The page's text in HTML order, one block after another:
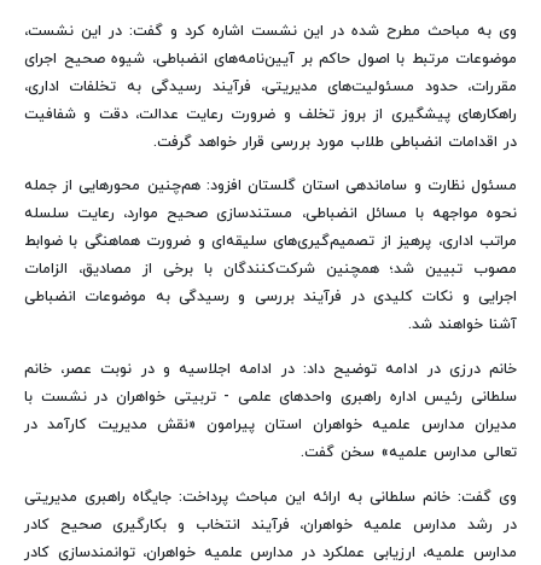
وی به مباحث مطرح شده در این نشست اشاره کرد و گفت: در این نشست،
موضوعات مرتبط با اصول حاکم بر آیین‌نامه‌های انضباطی، شیوه صحیح اجرای
مقررات، حدود مسئولیت‌های مدیریتی، فرآیند رسیدگی به تخلفات اداری،
راهکارهای پیشگیری از بروز تخلف و ضرورت رعایت عدالت، دقت و شفافیت
در اقدامات انضباطی طلاب مورد بررسی قرار خواهد گرفت.
مسئول نظارت و ساماندهی استان گلستان افزود: هم‌چنین محورهایی از جمله
نحوه مواجهه با مسائل انضباطی، مستندسازی صحیح موارد، رعایت سلسله
‌مراتب اداری، پرهیز از تصمیم‌گیری‌های سلیقه‌ای و ضرورت هماهنگی با ضوابط
مصوب تبیین ‌شد؛ همچنین شرکت‌کنندگان با برخی از مصادیق، الزامات
اجرایی و نکات کلیدی در فرآیند بررسی و رسیدگی به موضوعات انضباطی
آشنا خواهند شد.
خانم درزی در ادامه توضیح داد: در ادامه اجلاسیه و در نوبت عصر، خانم
سلطانی رئیس اداره راهبری واحدهای علمی - تربیتی خواهران در نشست با
مدیران مدارس علمیه خواهران استان پیرامون «نقش مدیریت کارآمد در
تعالی مدارس علمیه» سخن گفت.
وی گفت: خانم سلطانی به ارائه این مباحث پرداخت: جایگاه راهبری مدیریتی
در رشد مدارس علمیه خواهران، فرآیند انتخاب و بکارگیری صحیح کادر
مدارس علمیه، ارزیابی عملکرد در مدارس علمیه خواهران، توانمندسازی کادر